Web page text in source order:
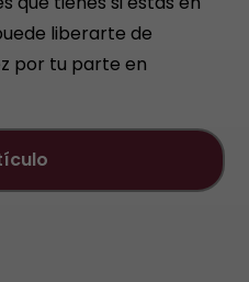
liberarte de
por tu parte en